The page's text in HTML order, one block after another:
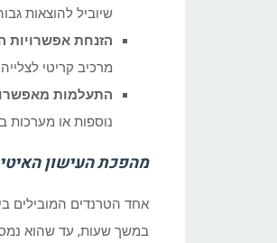
שיוביל להוצאות
הזנחת אפשרויות
מרכיב קריטי
התעלמות
נוספות או
מהפכת העישון
אחד הטרנדים המובילים
במשך שעות, עד שהוא נמס